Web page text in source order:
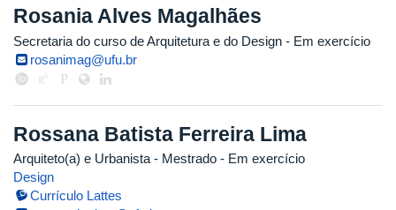
Rosania Alves Magalhães
Secretaria do curso de Arquitetura e do Design - Em exercício
rosanimag@ufu.br
Rossana Batista Ferreira Lima
Arquiteto(a) e Urbanista - Mestrado - Em exercício
Design
Currículo Lattes